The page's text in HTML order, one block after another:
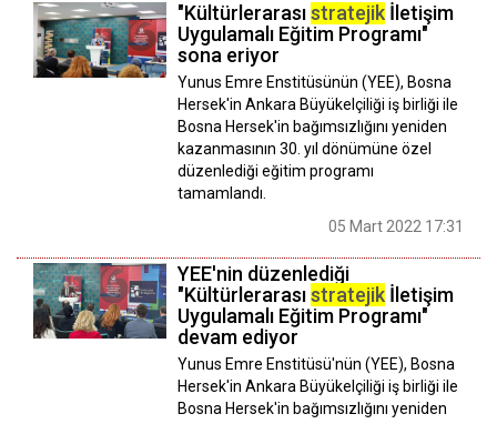
"Kültürlerarasıstratejik İletişim
Uygulamalı Eğitim Programı"
sona eriyor
Yunus Emre Enstitüsünün (YEE), Bosna
Hersek'in Ankara Büyükelçiliği iş birliği ile
Bosna Hersek'in bağımsızlığını yeniden
kazanmasının 30. yıl dönümüne özel
düzenlediği eğitim programı
tamamlandı.
05 Mart 2022 17:31
YEE'nin düzenlediği
"Kültürlerarasıstratejik İletişim
Uygulamalı Eğitim Programı"
devam ediyor
Yunus Emre Enstitüsü'nün (YEE), Bosna
Hersek'in Ankara Büyükelçiliği iş birliği ile
Bosna Hersek'in bağımsızlığını yeniden